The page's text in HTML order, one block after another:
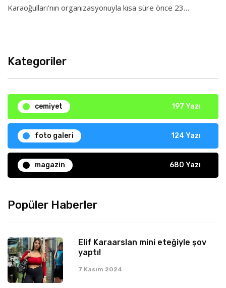
Karaoğulları’nın organizasyonuyla kısa süre önce 23…
Kategoriler
cemiyet 197 Yazı
foto galeri 124 Yazı
magazin 680 Yazı
Popüler Haberler
Elif Karaarslan mini eteğiyle şov
yaptı!
7 Kasım 2024